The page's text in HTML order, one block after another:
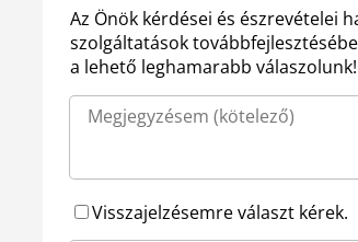
Az Önök kérdései és észrevételei
szolgáltatások
a lehető leghamarabb válaszolunk!
Visszajelzésemre választ kérek.